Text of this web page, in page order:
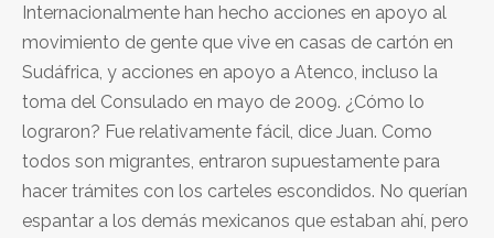
Internacionalmente han hecho acciones en apoyo al
movimiento de gente que vive en casas de cartón en
Sudáfrica, y acciones en apoyo a Atenco, incluso la
toma del Consulado en mayo de 2009. ¿Cómo lo
lograron? Fue relativamente fácil, dice Juan. Como
todos son migrantes, entraron supuestamente para
hacer trámites con los carteles escondidos. No querían
espantar a los demás mexicanos que estaban ahí, pero